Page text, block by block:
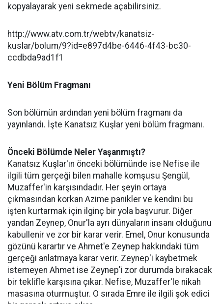
kopyalayarak yeni sekmede açabilirsiniz.
http://www.atv.com.tr/webtv/kanatsiz-
kuslar/bolum/9?id=e897d4be-6446-4f43-bc30-
ccdbda9ad1f1
Yeni Bölüm Fragmanı
Son bölümün ardından yeni bölüm fragmanı da
yayınlandı. İşte Kanatsız Kuşlar yeni bölüm fragmanı.
Önceki Bölümde Neler Yaşanmıştı?
Kanatsız Kuşlar'ın önceki bölümünde ise Nefise ile
ilgili tüm gerçeği bilen mahalle komşusu Şengül,
Muzaffer'in karşısındadır. Her şeyin ortaya
çıkmasından korkan Azime panikler ve kendini bu
işten kurtarmak için ilginç bir yola başvurur. Diğer
yandan Zeynep, Onur'la ayrı dünyaların insanı olduğunu
kabullenir ve zor bir karar verir. Emel, Onur konusunda
gözünü karartır ve Ahmet'e Zeynep hakkındaki tüm
gerçeği anlatmaya karar verir. Zeynep'i kaybetmek
istemeyen Ahmet ise Zeynep'i zor durumda bırakacak
bir teklifle karşısına çıkar. Nefise, Muzaffer'le nikah
masasına oturmuştur. O sırada Emre ile ilgili şok edici